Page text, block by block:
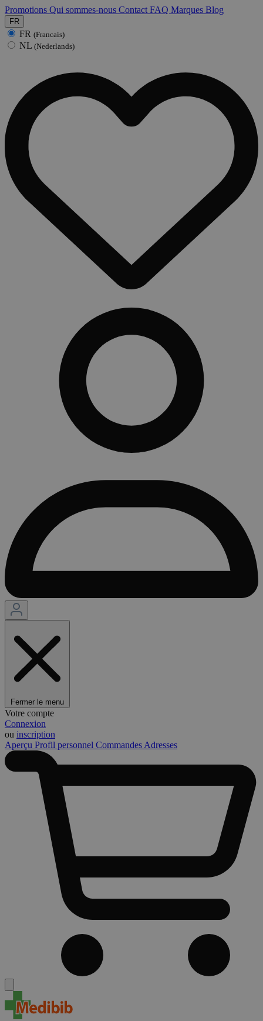
Promotions Qui sommes-nous Contact FAQ Marques Blog
FR
FR (Francais)
NL (Nederlands)
Fermer le menu
Votre compte
Connexion
ou inscription
Aperçu Profil personnel Commandes Adresses